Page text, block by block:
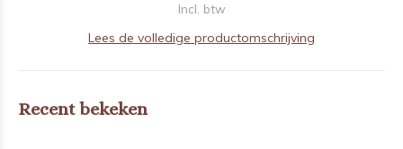
Incl. btw
Lees de volledige productomschrijving
Recent bekeken